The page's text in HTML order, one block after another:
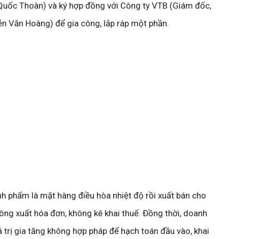
Thoàn) và ký hợp đồng với Công ty VTB (Giám đốc,
Văn Hoàng) để gia công, lắp ráp một phần.
phẩm là mặt hàng điều hòa nhiệt độ rồi xuất bán cho
xuất hóa đơn, không kê khai thuế. Đồng thời, doanh
gia tăng không hợp pháp để hạch toán đầu vào, khai